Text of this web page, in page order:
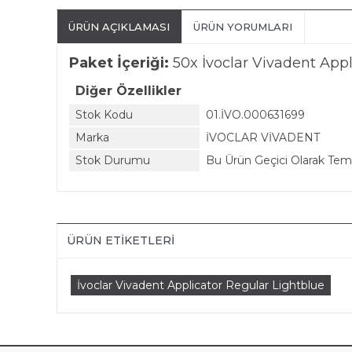
ÜRÜN AÇIKLAMASI ÜRÜN YORUMLARI
Paket İçeriği: 50x İvoclar Vivadent
Diğer Özellikler
Stok Kodu
01.İVO.000631699
Marka
İVOCLAR VİVADENT
Stok Durumu
Bu Ürün Geçici Olarak
ÜRÜN ETIKETLERI
İvoclar Vivadent Applicator Regular Lightblue